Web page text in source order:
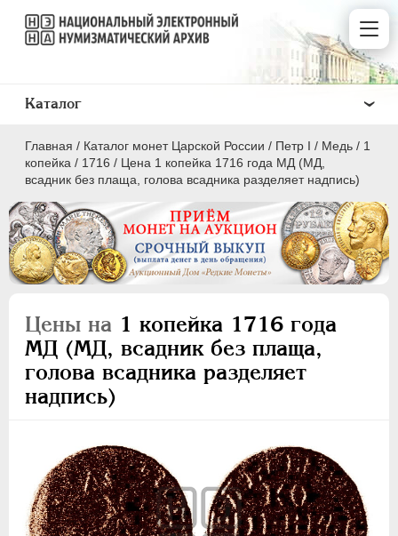
Главная / Каталог монет Царской России / Пeтр I / Медь / 1
копейка / 1716 / Цена 1 копейка 1716 года МД (МД,
всадник без плаща, голова всадника разделяет надпись)
Цены на 1 копейка 1716 года
МД (МД, всадник без плаща,
голова всадника разделяет
надпись)
Каталог
ПEТР I 1699 - 1725
Серебро
Медь
5 копеек
1 копейка
Полушка
Полполушки
Пробные